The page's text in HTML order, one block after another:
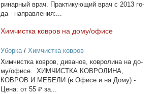
ри­нар­ный врач. Прак­ти­ку­ю­щий врач с 2013 го­
да - на­прав­ле­ния:...
Хим­чист­ка ков­ров на до­му/офи­се
Уборка/ Химчистка ковров
Хим­чист­ка ков­ров, ди­ва­нов, ков­ро­ли­на на до­
му/офи­се. ХИМЧИСТКА КОВРОЛИНА,
КОВРОВ И МЕБЕЛИ (в Офи­се и на До­му) -
Це­на: от 55 ₽ за...